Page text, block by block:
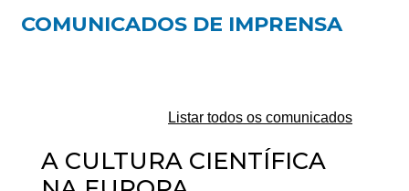
COMUNICADOS DE IMPRENSA
Listar todos os comunicados
A CULTURA CIENTÍFICA